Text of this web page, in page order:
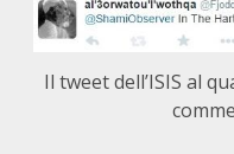
Il tweet dell’ISIS al